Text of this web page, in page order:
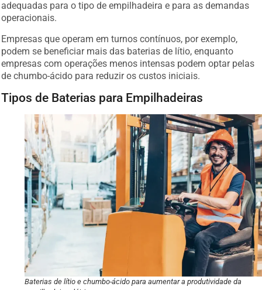
adequadas para o tipo de empilhadeira e para as demandas
operacionais.
Empresas que operam em turnos contínuos, por exemplo,
podem se beneficiar mais das baterias de lítio, enquanto
empresas com operações menos intensas podem optar pelas
de chumbo-ácido para reduzir os custos iniciais.
Tipos de Baterias para Empilhadeiras
Baterias de lítio e chumbo-ácido para aumentar a produtividade da